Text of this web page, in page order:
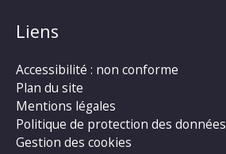
Liens
Accessibilité : non conforme
Plan du site
Mentions légales
Politique de protection des données
Gestion des cookies